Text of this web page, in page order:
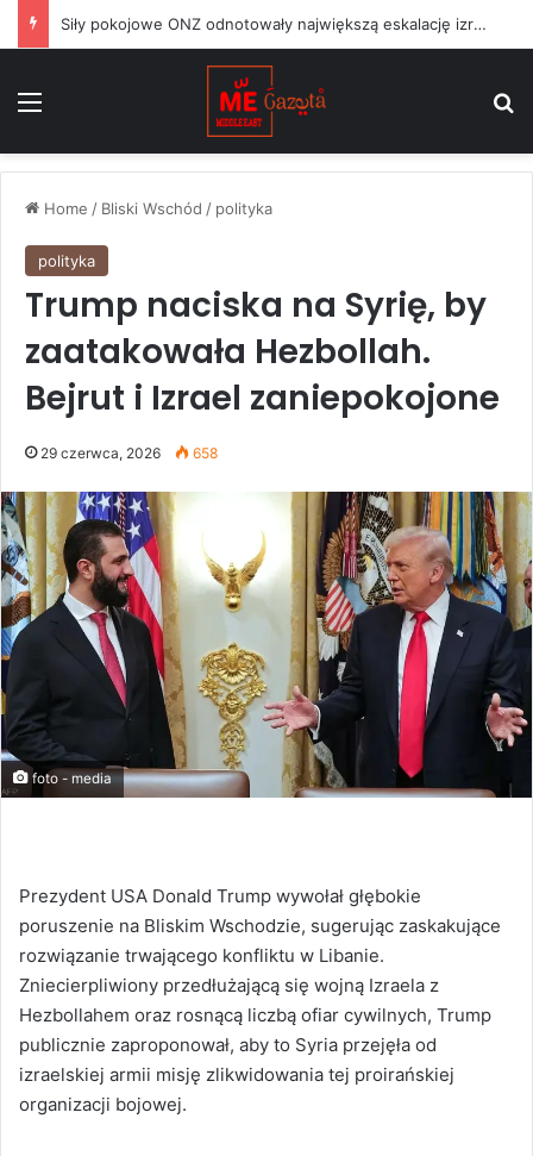
Siły pokojowe ONZ odnotowały największą eskalację izraelskich działań w Libanie od czasu zawieszenia broni w czerwcu
Home / Bliski Wschód / polityka
polityka
Trump naciska na Syrię, by
zaatakowała Hezbollah.
Bejrut i Izrael zaniepokojone
29 czerwca, 2026 658
foto - media
Prezydent USA Donald Trump wywołał głębokie
poruszenie na Bliskim Wschodzie, sugerując zaskakujące
rozwiązanie trwającego konfliktu w Libanie.
Zniecierpliwiony przedłużającą się wojną Izraela z
Hezbollahem oraz rosnącą liczbą ofiar cywilnych, Trump
publicznie zaproponował, aby to Syria przejęła od
izraelskiej armii misję zlikwidowania tej proirańskiej
organizacji bojowej.